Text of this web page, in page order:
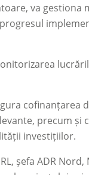
va gestiona
cofinanțarea
precum și
investițiilor.
șefa ADR